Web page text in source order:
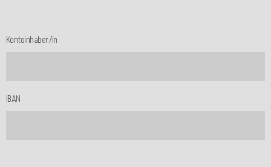
Kontoinhaber/in
IBAN